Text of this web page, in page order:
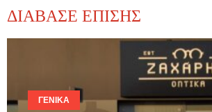
ΔΙΑΒΑΣΕ ΕΠΙΣΗΣ
ΓΕΝΙΚΆ